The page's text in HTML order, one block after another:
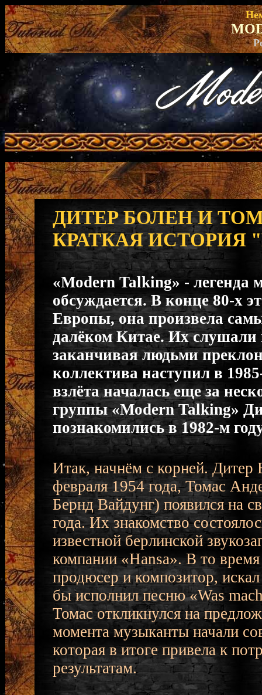
ДИТЕР БОЛЕН И
КРАТКАЯ ИСТОРИЯ
«Modern Talking» - легенда
обсуждается. В конце 80-х
Европы, она произвела
далёком Китае. Их слушали
заканчивая людьми
коллектива наступил в
взлёта началась еще за
группы «Modern Talking»
познакомились в 1982-м
Итак, начнём с корней. Дитер
февраля 1954 года, Томас
Бернд Вайдунг) появился на
года. Их знакомство
известной берлинской
компании «Hansa». В то
продюсер и композитор,
бы исполнил песню «Was
Томас откликнулся на
момента музыканты начали
которая в итоге привела к
результатам.